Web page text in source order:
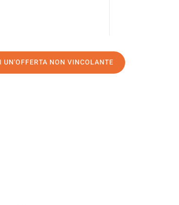
UN'OFFERTA NON VINCOLANTE